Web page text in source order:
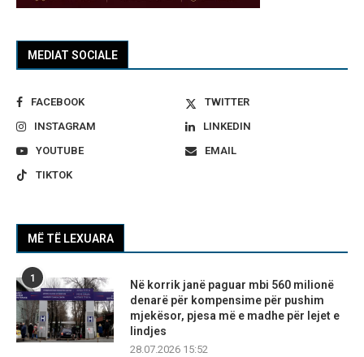
MEDIAT SOCIALE
FACEBOOK
TWITTER
INSTAGRAM
LINKEDIN
YOUTUBE
EMAIL
TIKTOK
MË TË LEXUARA
1
Në korrik janë paguar mbi 560 milionë
denarë për kompensime për pushim
mjekësor, pjesa më e madhe për lejet e
lindjes
28.07.2026 15:52